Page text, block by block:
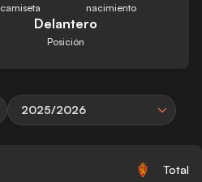
camiseta
nacimiento
Delantero
Posición
2025/2026
Total